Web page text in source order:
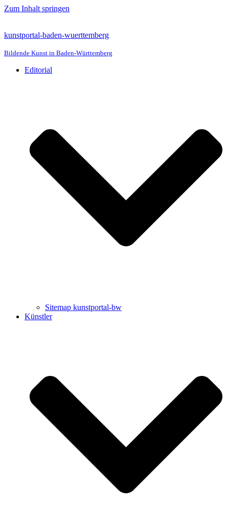
Zum Inhalt springen
kunstportal-baden-wuerttemberg
Bildende Kunst in Baden-Württemberg
Editorial
Sitemap kunstportal-bw
Künstler